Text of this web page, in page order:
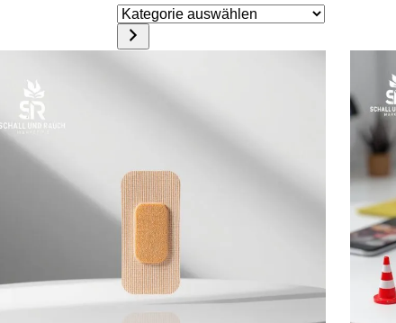
Kategorie
auswählen